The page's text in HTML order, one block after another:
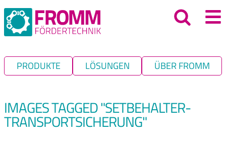
PRODUKTE LÖSUNGEN ÜBER FROMM
IMAGES TAGGED "SETBEHALTER-
TRANSPORTSICHERUNG"